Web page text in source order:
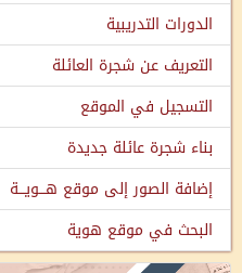
الدورات التدريبية
التعريف عن شجرة العائلة
التسجيل في الموقع
بناء شجرة عائلة جديدة
إضافة الصور إلى موقع هـــويـــة
البحث في موقع هوية